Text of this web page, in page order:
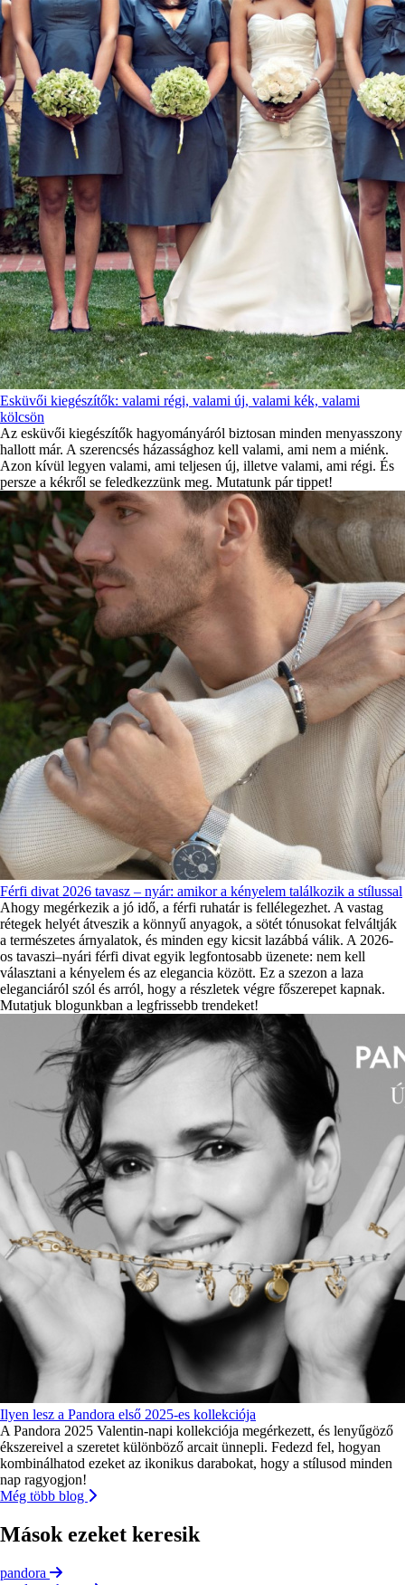
Esküvői kiegészítők: valami régi, valami új, valami kék, valami
kölcsön
Az esküvői kiegészítők hagyományáról biztosan minden menyasszony
hallott már. A szerencsés házassághoz kell valami, ami nem a miénk.
Azon kívül legyen valami, ami teljesen új, illetve valami, ami régi. És
persze a kékről se feledkezzünk meg. Mutatunk pár tippet!
Férfi divat 2026 tavasz – nyár: amikor a kényelem találkozik a stílussal
Ahogy megérkezik a jó idő, a férfi ruhatár is fellélegezhet. A vastag
rétegek helyét átveszik a könnyű anyagok, a sötét tónusokat felváltják
a természetes árnyalatok, és minden egy kicsit lazábbá válik. A 2026-
os tavaszi–nyári férfi divat egyik legfontosabb üzenete: nem kell
választani a kényelem és az elegancia között. Ez a szezon a laza
eleganciáról szól és arról, hogy a részletek végre főszerepet kapnak.
Mutatjuk blogunkban a legfrissebb trendeket!
Ilyen lesz a Pandora első 2025-es kollekciója
A Pandora 2025 Valentin-napi kollekciója megérkezett, és lenyűgöző
ékszereivel a szeretet különböző arcait ünnepli. Fedezd fel, hogyan
kombinálhatod ezeket az ikonikus darabokat, hogy a stílusod minden
nap ragyogjon!
Még több blog
Mások ezeket keresik
pandora